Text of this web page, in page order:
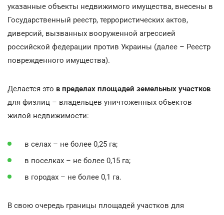
указанные объекты недвижимого имущества, внесены в
Государственный реестр, террористических актов,
диверсий, вызванных вооруженной агрессией
российской федерации против Украины (далее – Реестр
поврежденного имущества).
Делается это в пределах площадей земельных участков
для физлиц – владельцев уничтоженных объектов
жилой недвижимости:
в селах – не более 0,25 га;
в поселках – не более 0,15 га;
в городах – не более 0,1 га.
В свою очередь границы площадей участков для